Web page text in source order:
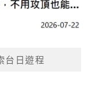
台日遊程